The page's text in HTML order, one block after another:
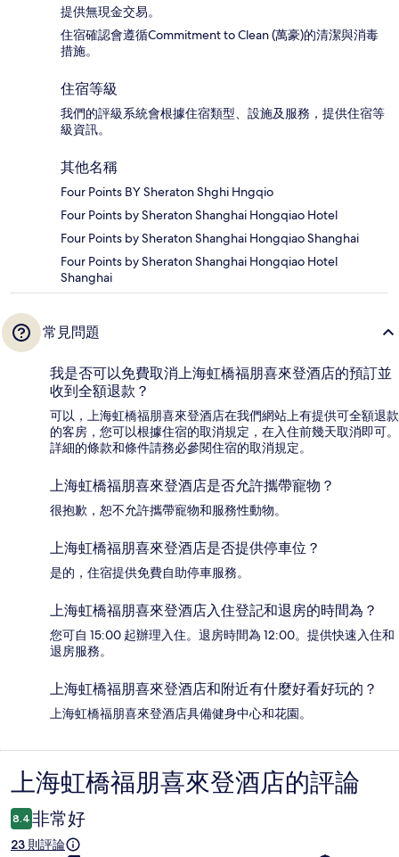
提供無現金交易。
住宿確認會遵循Commitment to Clean (萬豪)的清潔與消毒
措施。
住宿等級
我們的評級系統會根據住宿類型、設施及服務，提供住宿等
級資訊。
其他名稱
Four Points BY Sheraton Shghi Hngqio
Four Points by Sheraton Shanghai Hongqiao Hotel
Four Points by Sheraton Shanghai Hongqiao Shanghai
Four Points by Sheraton Shanghai Hongqiao Hotel
Shanghai
常見問題
我是否可以免費取消上海虹橋福朋喜來登酒店的預訂並
收到全額退款？
可以，上海虹橋福朋喜來登酒店在我們網站上有提供可全額退款
的客房，您可以根據住宿的取消規定，在入住前幾天取消即可。
詳細的條款和條件請務必參閱住宿的取消規定。
上海虹橋福朋喜來登酒店是否允許攜帶寵物？
很抱歉，恕不允許攜帶寵物和服務性動物。
上海虹橋福朋喜來登酒店是否提供停車位？
是的，住宿提供免費自助停車服務。
上海虹橋福朋喜來登酒店入住登記和退房的時間為？
您可自 15:00 起辦理入住。退房時間為 12:00。提供快速入住和
退房服務。
上海虹橋福朋喜來登酒店和附近有什麼好看好玩的？
上海虹橋福朋喜來登酒店具備健身中心和花園。
評
論
上海虹橋福朋喜來登酒店的評論
8.4 非常好
23 則評論